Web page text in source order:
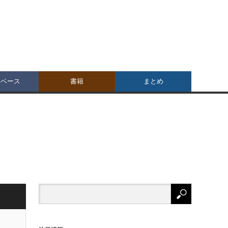
ース 書籍 まとめ